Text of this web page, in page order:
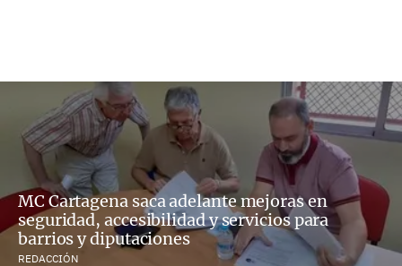
MC Cartagena saca adelante mejoras en
seguridad, accesibilidad y servicios para
barrios y diputaciones
REDACCIÓN